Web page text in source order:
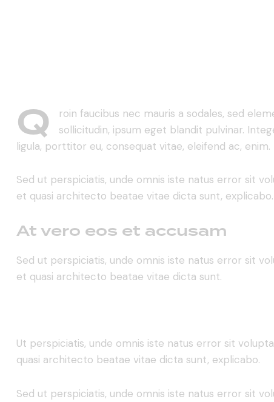
Q
roin faucibus nec mauris a sodales, sed
sollicitudin, ipsum eget blandit pulvinar.
ligula, porttitor eu, consequat vitae, eleifend ac, enim.
Sed ut perspiciatis, unde omnis iste natus error sit
et quasi architecto beatae vitae dicta sunt, explicabo.
At vero eos et accusam
Sed ut perspiciatis, unde omnis iste natus error sit
et quasi architecto beatae vitae dicta sunt.
Ut perspiciatis, unde omnis iste natus error sit
quasi architecto beatae vitae dicta sunt, explicabo.
Sed ut perspiciatis, unde omnis iste natus error sit